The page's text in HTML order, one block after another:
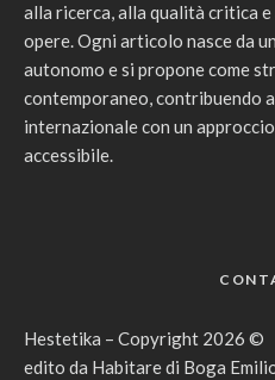
alla ricerca, alla qualità critica
opere. Ogni articolo nasce da
autonomo e si propone come
contemporaneo, contribuendo
internazionale con un
accessibile.
Hestetika – Copyright 2026 ©
edito da Habitare di Boga